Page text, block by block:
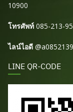
10900
โทรศัพท์ 085-213-
ไลน์ไอดี
LINE QR-CODE